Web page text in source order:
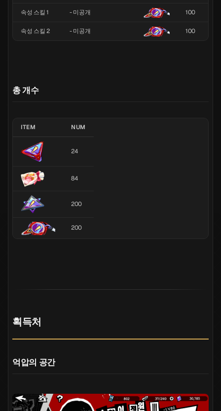
속성 스킬 1 - 미공개 100
속성 스킬 2 - 미공개 100
총 개수
ITEM NUM
24
84
200
200
획득처
억압의 공간